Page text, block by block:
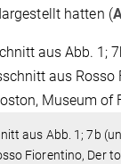
hatten (
aus Abb. 1; 7b
Fiorentino, Der